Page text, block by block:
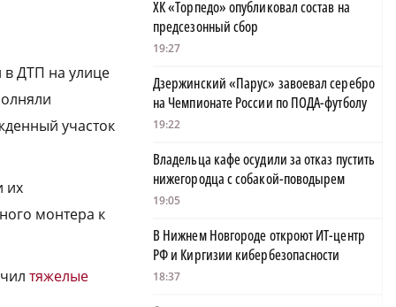
ДТП на улице
участок
их
монтера к
тяжелые
ХК «Торпедо» опубликовал состав на
предсезонный сбор
19:27
Дзержинский «Парус» завоевал серебро
на Чемпионате России по ПОДА-футболу
19:22
Владельца кафе осудили за отказ пустить
нижегородца с собакой-поводырем
19:05
В Нижнем Новгороде откроют ИТ-центр
РФ и Киргизии кибербезопасности
18:37